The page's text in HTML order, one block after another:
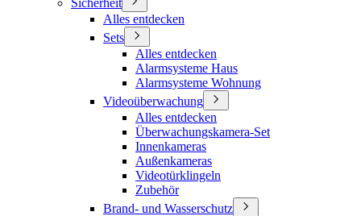
Sicherheit
Alles entdecken
Sets
Alles entdecken
Alarmsysteme Haus
Alarmsysteme Wohnung
Videoüberwachung
Alles entdecken
Überwachungskamera-Set
Innenkameras
Außenkameras
Videotürklingeln
Zubehör
Brand- und Wasserschutz